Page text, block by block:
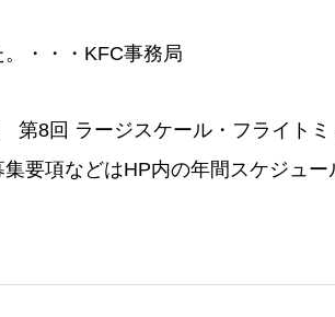
・・・KFC事務局
第8回 ラージスケール・フライト
集要項などはHP内の年間スケジュ